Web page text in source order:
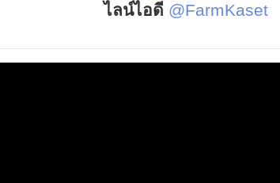
ไลน์ไอดี @FarmKaset